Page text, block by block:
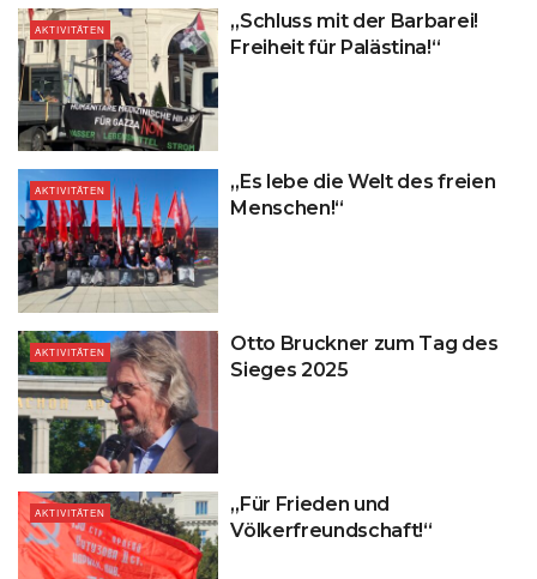
AKTIVITÄTEN
„Schluss mit der Barbarei!
Freiheit für Palästina!“
AKTIVITÄTEN
„Es lebe die Welt des freien
Menschen!“
AKTIVITÄTEN
Otto Bruckner zum Tag des
Sieges 2025
AKTIVITÄTEN
„Für Frieden und
Völkerfreundschaft!“